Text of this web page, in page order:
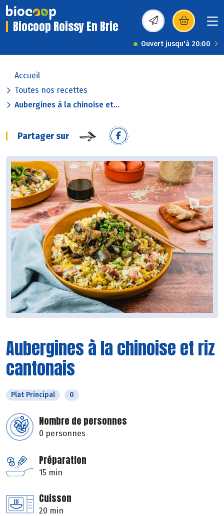
Biocoop Roissy En Brie (s’ouvre dans une
Ouvert jusqu'à 20:00
Accueil
Toutes nos recettes
Aubergines à la chinoise et...
Partager sur
Aubergines à la chinoise et riz
cantonais
Plat Principal 0
Nombre de personnes
0 personnes
Préparation
15 min
Cuisson
20 min